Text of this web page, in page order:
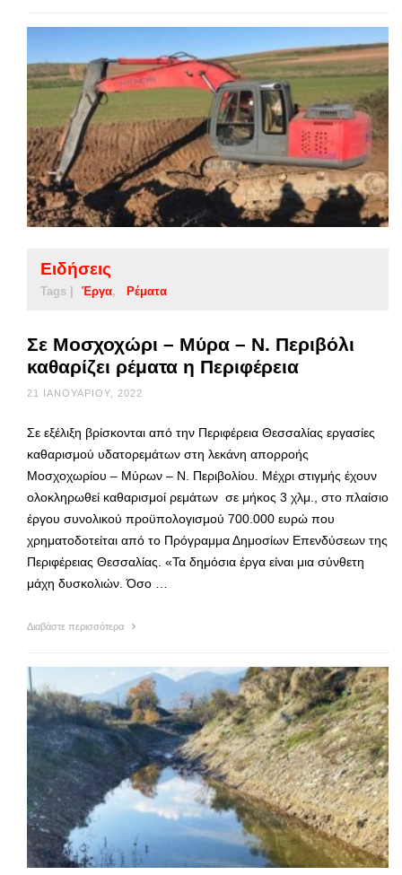
Ειδήσεις
Tags | Έργα Ρέματα
Σε Μοσχοχώρι – Μύρα – Ν. Περιβόλι
καθαρίζει ρέματα η Περιφέρεια
21 ΙΑΝΟΥΑΡΊΟΥ, 2022
Σε εξέλιξη βρίσκονται από την Περιφέρεια Θεσσαλίας εργασίες
καθαρισμού υδατορεμάτων στη λεκάνη απορροής
Μοσχοχωρίου – Μύρων – Ν. Περιβολίου. Μέχρι στιγμής έχουν
ολοκληρωθεί καθαρισμοί ρεμάτων σε μήκος 3 χλμ., στο πλαίσιο
έργου συνολικού προϋπολογισμού 700.000 ευρώ που
χρηματοδοτείται από το Πρόγραμμα Δημοσίων Επενδύσεων της
Περιφέρειας Θεσσαλίας. «Τα δημόσια έργα είναι μια σύνθετη
μάχη δυσκολιών. Όσο …
Διαβάστε περισσότερα